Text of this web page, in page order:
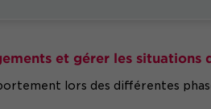
et gérer les
lors des différentes